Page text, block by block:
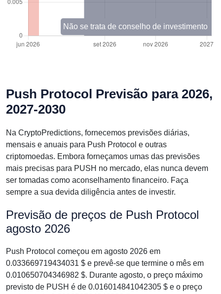
Não se trata de conselho de investimento
Push Protocol Previsão para 2026,
2027-2030
Na CryptoPredictions, fornecemos previsões diárias,
mensais e anuais para Push Protocol e outras
criptomoedas. Embora forneçamos umas das previsões
mais precisas para PUSH no mercado, elas nunca devem
ser tomadas como aconselhamento financeiro. Faça
sempre a sua devida diligência antes de investir.
Previsão de preços de Push Protocol
agosto 2026
Push Protocol começou em agosto 2026 em
0.033669719434031 $ e prevê-se que termine o mês em
0.010650704346982 $. Durante agosto, o preço máximo
previsto de PUSH é de 0.016014841042305 $ e o preço